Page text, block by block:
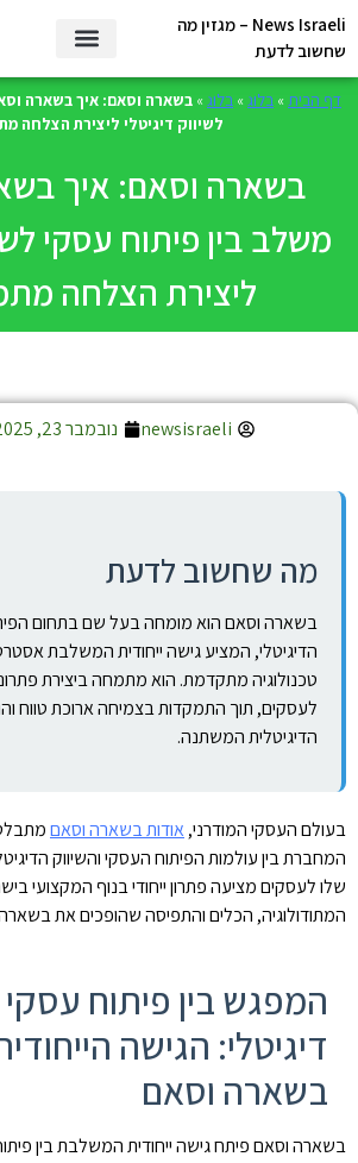
News Israeli – מגזין מה
שחשוב לדעת
דף הבית » בלוג » בלוג » בשארה וסאם: איך בשארה
לשיווק דיגיטלי ליצירת הצלחה
בשארה וסאם: איך
משלב בין פיתוח עסקי
ליצירת הצלחה
newsisraeli נובמבר 23, 2025
מה שחשוב לדעת
בשארה וסאם הוא מומחה בעל שם בתחום
הדיגיטלי, המציע גישה ייחודית המשלבת
טכנולוגיה מתקדמת. הוא מתמחה ביצירת
לעסקים, תוך התמקדות בצמיחה ארוכת טווח
הדיגיטלית המשתנה.
בעולם העסקי המודרני,אודות בשארה וסאם
המחברת בין עולמות הפיתוח העסקי והשיווק
שלו לעסקים מציעה פתרון ייחודי בנוף המקצועי
המתודולוגיה, הכלים והתפיסה שהופכים את
המפגש בין פיתוח עסקי
דיגיטלי: הגישה
בשארה וסאם
בשארה וסאם פיתח גישה ייחודית המשלבת בין